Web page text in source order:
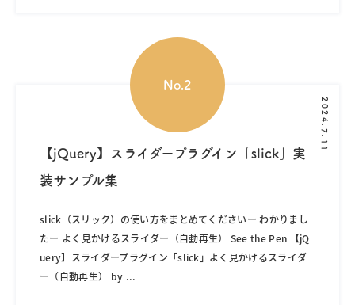
2024.7.11
【jQuery】スライダープラグイン「slick」実
装サンプル集
slick（スリック）の使い方をまとめてくださいー わかりまし
たー よく見かけるスライダー（自動再生） See the Pen 【jQ
uery】スライダープラグイン「slick」よく見かけるスライダ
ー（自動再生） by ...